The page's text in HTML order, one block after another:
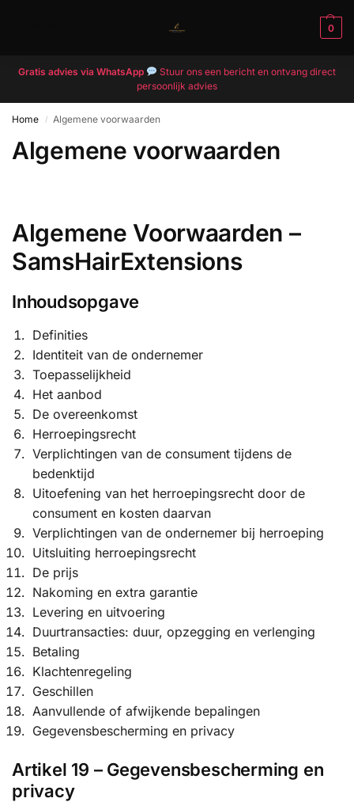
0
Gratis advies via WhatsApp
Stuur ons een bericht en ontvang direct
persoonlijk advies
Home / Algemene voorwaarden
Algemene voorwaarden
Algemene Voorwaarden –
SamsHairExtensions
Inhoudsopgave
Definities
Identiteit van de ondernemer
Toepasselijkheid
Het aanbod
De overeenkomst
Herroepingsrecht
Verplichtingen van de consument tijdens de
bedenktijd
Uitoefening van het herroepingsrecht door de
consument en kosten daarvan
Verplichtingen van de ondernemer bij herroeping
Uitsluiting herroepingsrecht
De prijs
Nakoming en extra garantie
Levering en uitvoering
Duurtransacties: duur, opzegging en verlenging
Betaling
Klachtenregeling
Geschillen
Aanvullende of afwijkende bepalingen
Gegevensbescherming en privacy
Artikel 19 – Gegevensbescherming en
privacy